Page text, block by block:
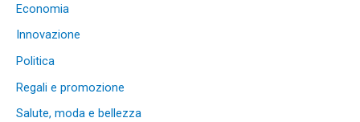
Economia
Innovazione
Politica
Regali e promozione
Salute, moda e bellezza